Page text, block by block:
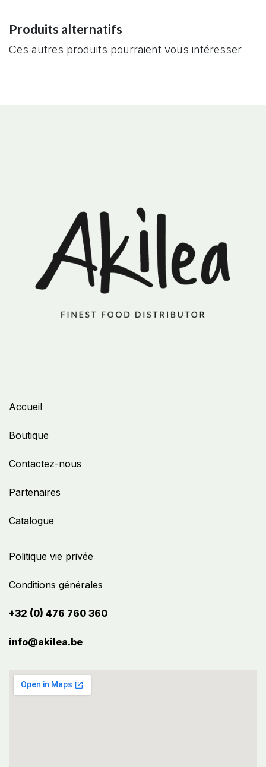
Produits alternatifs
Ces autres produits pourraient vous intéresser
Politique vie privée
Conditions générales
+32 (0) 476 760 360
info@akilea.be​
Accueil
Boutique
Contactez-nous
Partenaires
Catalogue